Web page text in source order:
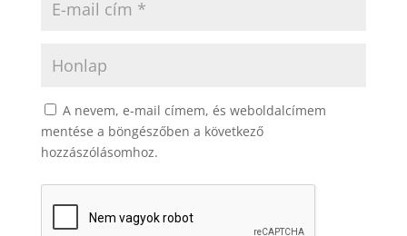
A nevem, e-mail címem, és weboldalcímem
mentése a böngészőben a következő
hozzászólásomhoz.